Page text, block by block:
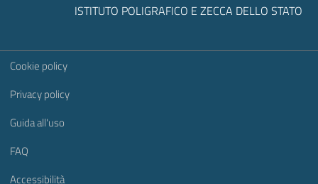
ISTITUTO POLIGRAFICO E ZECCA DELLO STATO
Sezione Link Utili
Cookie policy
Privacy policy
Guida all'uso
FAQ
Accessibilità